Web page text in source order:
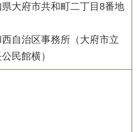
大府市共和町二丁目8番地
自治区事務所（大府市立
民館横）